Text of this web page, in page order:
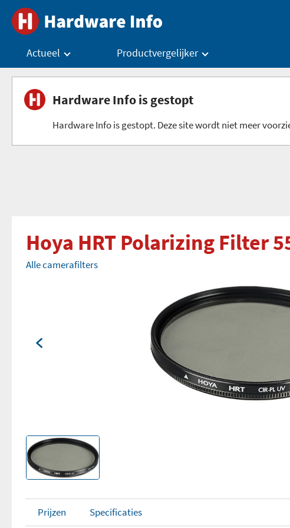
Actueel Productvergelijker
Hardware Info is gestopt
Hardware Info is gestopt. Deze site wordt niet meer
Hoya HRT Polarizing Filter
Alle camerafilters
Prijzen Specificaties